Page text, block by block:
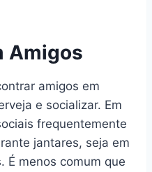
Amigos
amigos em
e socializar. Em
frequentemente
jantares, seja em
É menos comum que